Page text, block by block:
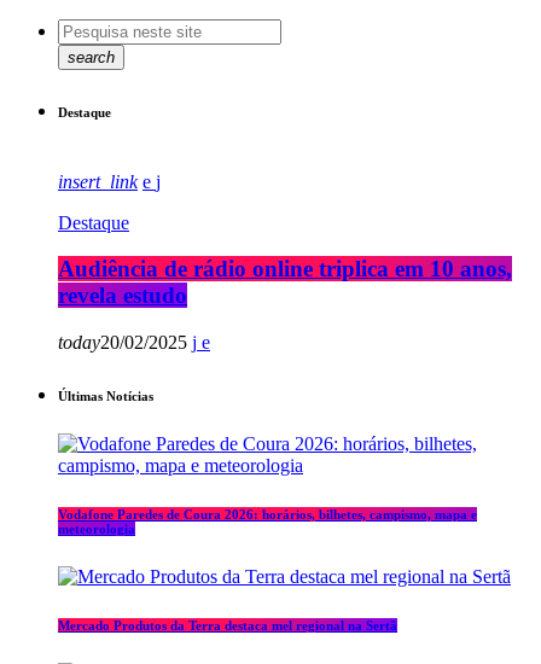
search
Destaque
insert_link
Destaque
Audiência de rádio online triplica em 10 anos,
revela estudo
today20/02/2025
Últimas Notícias
Vodafone Paredes de Coura 2026: horários, bilhetes, campismo, mapa e
meteorologia
Mercado Produtos da Terra destaca mel regional na Sertã